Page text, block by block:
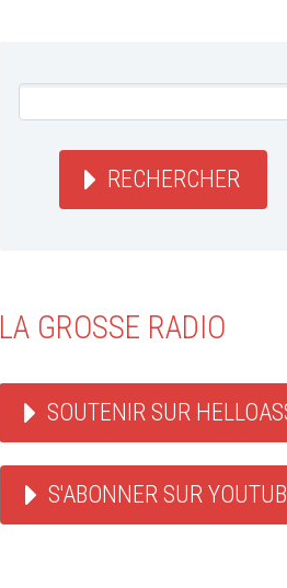
RECHERCHER
LA GROSSE RADIO
SOUTENIR SUR
S'ABONNER SUR